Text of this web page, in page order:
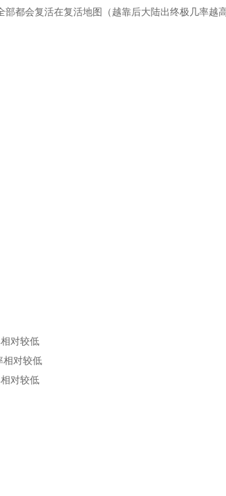
都会复活在复活地图（越靠后大陆出终极几率越
对较低
对较低
对较低